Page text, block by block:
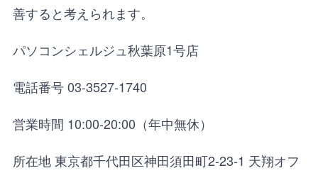
善すると考えられます。
パソコンシェルジュ秋葉原1号店
電話番号 03-3527-1740
営業時間 10:00-20:00（年中無休）
所在地 東京都千代田区神田須田町2-23-1 天翔オフ